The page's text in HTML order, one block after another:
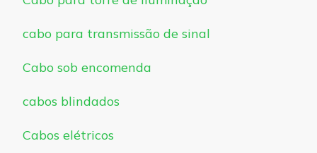
cabo para transmissão de sinal
Cabo sob encomenda
cabos blindados
Cabos elétricos